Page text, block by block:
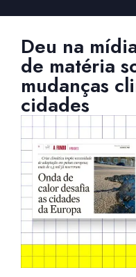
Deu na
de matéria
mudanças
cidades